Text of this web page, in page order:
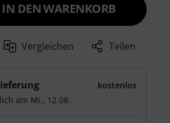
IN DEN WARENKORB
Vergleichen Teilen
kostenlos
am Mi., 12.08.